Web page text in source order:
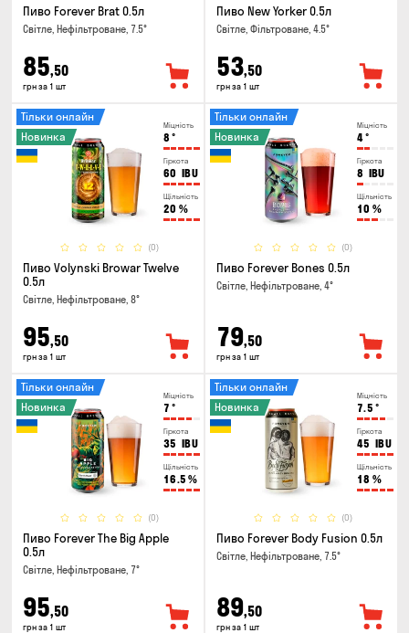
Пиво Forever Brat 0.5л
Світле, Нефільтроване, 7.5°
85,50
грн за 1 шт
Пиво New Yorker 0.5л
Світле, Фільтроване, 4.5°
53,50
грн за 1 шт
Міцність
8 °
Гіркота
60 IBU
Щільність
20 %
(0)
Тільки онлайн
Новинка
Пиво Volynski Browar Twelve
0.5л
Світле, Нефільтроване, 8°
95,50
грн за 1 шт
Міцність
4°
Гіркота
8 IBU
Щільність
10 %
(0)
Тільки онлайн
Новинка
Пиво Forever Bones 0.5л
Світле, Нефільтроване, 4°
79,50
грн за 1 шт
Міцність
7 °
Гіркота
35 IBU
Щільність
16.5 %
(0)
Тільки онлайн
Новинка
Пиво Forever The Big Apple
0.5л
Світле, Нефільтроване, 7°
95,50
грн за 1 шт
Міцність
7.5 °
Гіркота
45 IBU
Щільність
18 %
(0)
Тільки онлайн
Новинка
Пиво Forever Body Fusion 0.5л
Світле, Нефільтроване, 7.5°
89,50
грн за 1 шт